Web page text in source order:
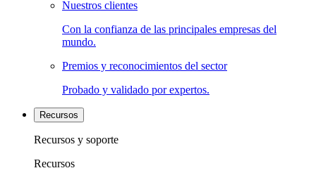
Nuestros clientes
Con la confianza de las principales empresas del
mundo.
Premios y reconocimientos del sector
Probado y validado por expertos.
Recursos
Recursos y soporte
Recursos